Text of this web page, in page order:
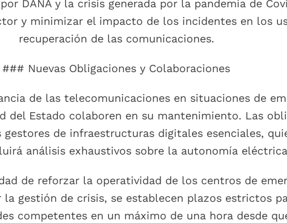
DANA y la crisis generada por la pandemia de
y minimizar el impacto de los incidentes en los
recuperación de las comunicaciones.
### Nuevas Obligaciones y Colaboraciones
de las telecomunicaciones en situaciones de
del Estado colaboren en su mantenimiento. Las
de infraestructuras digitales esenciales,
análisis exhaustivos sobre la autonomía
de reforzar la operatividad de los centros de
la gestión de crisis, se establecen plazos estrictos
competentes en un máximo de una hora desde